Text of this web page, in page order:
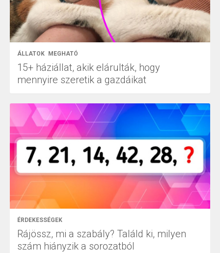
ÁLLATOK MEGHATÓ
15+ háziállat, akik elárulták, hogy
mennyire szeretik a gazdáikat
ÉRDEKESSÉGEK
Rájössz, mi a szabály? Találd ki, milyen
szám hiányzik a sorozatból